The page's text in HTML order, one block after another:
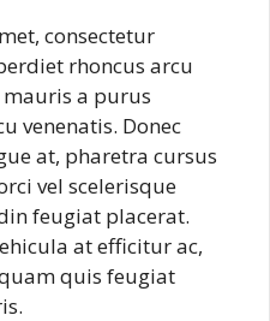
consectetur
rhoncus arcu
a purus
venenatis. Donec
at, pharetra cursus
vel scelerisque
feugiat placerat.
at efficitur ac,
quis feugiat